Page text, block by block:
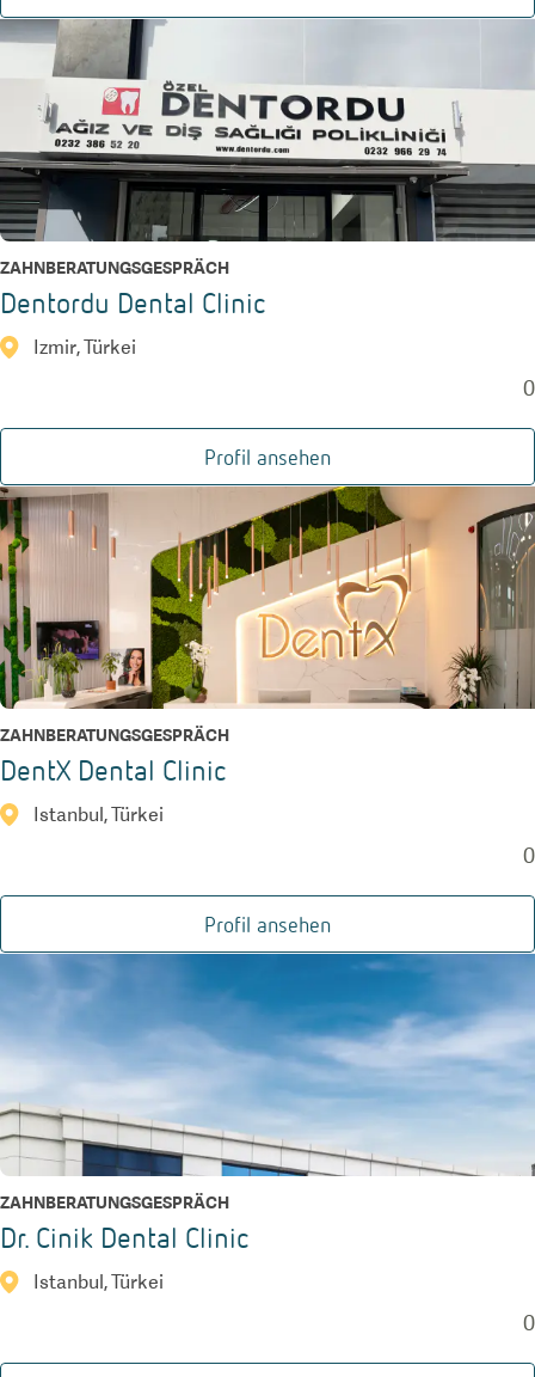
ZAHNBERATUNGSGESPRÄCH
Dentordu Dental Clinic
Izmir, Türkei
0
Profil ansehen
ZAHNBERATUNGSGESPRÄCH
DentX Dental Clinic
Istanbul, Türkei
0
Profil ansehen
ZAHNBERATUNGSGESPRÄCH
Dr. Cinik Dental Clinic
Istanbul, Türkei
0